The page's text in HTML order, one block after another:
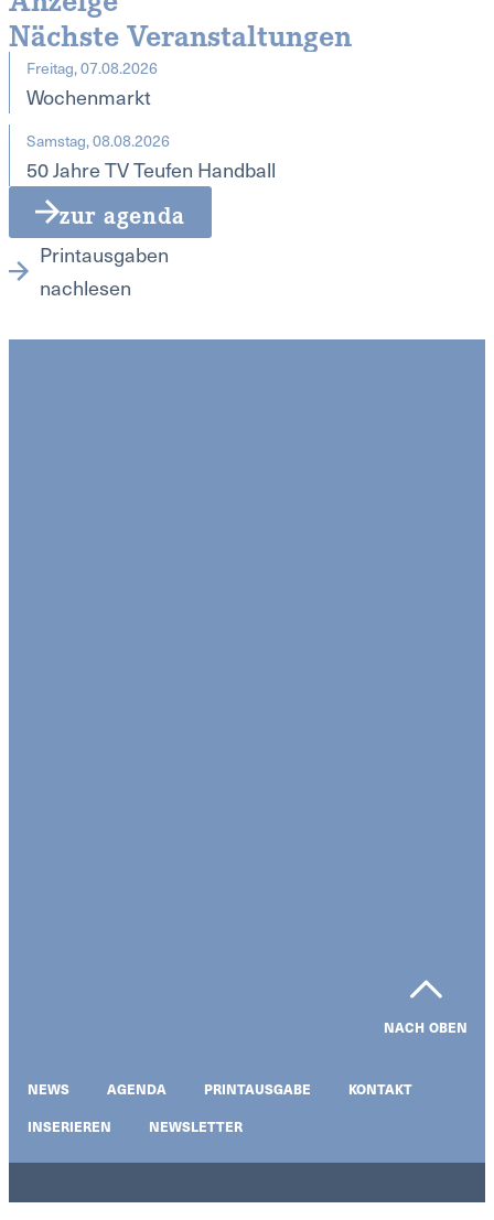
Nächste Veranstaltungen
Freitag, 07.08.2026
Wochenmarkt
Samstag, 08.08.2026
50 Jahre TV Teufen Handball
zur agenda
Printausgaben
nachlesen
NACH OBEN
NEWS AGENDA PRINTAUSGABE
KONTAKT
INSERIEREN
NEWSLETTER